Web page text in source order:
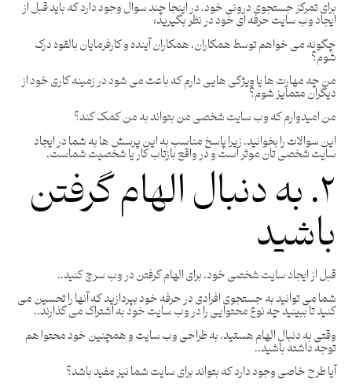
برای تمرکز جستجوی درونی خود، در اینجا چند سوال وجود دارد که باید قبل از
ایجاد وب سایت حرفه ای خود در نظر بگیرید:
چگونه می خواهم توسط همکاران، همکاران آینده و کارفرمایان بالقوه درک
شوم؟
من چه مهارت ها یا ویژگی هایی دارم که باعث می شود در زمینه کاری خود از
دیگران متمایز شوم؟
من امیدوارم که وب سایت شخصی من بتواند به من کمک کند؟
این سوالات را بخوانید، زیرا پاسخ مناسب به این پرسش ها به شما در ایجاد
سایت شخصی تان موثر است و در واقع بازتاب کار یا شخصیت شماست.
۲. به دنبال الهام گرفتن
باشید
قبل از ایجاد سایت شخصی خود، برای الهام گرفتن در وب سرچ کنید..
شما می توانید به جستجوی افرادی در حرفه خود بپردازید که آنها را تحسین می
کنید تا ببینید چه نوع محتوایی را در وب سایت خود به اشتراک می گذارند..
وقتی به دنبال الهام هستید، به طراحی وب سایت و همچنین خود محتوا هم
توجه داشته باشید..
آیا طرح خاصی وجود دارد که بتواند برای سایت شما نیز مفید باشد؟